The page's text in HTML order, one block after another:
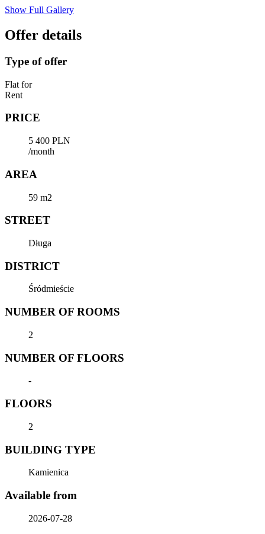
Show Full Gallery
Offer details
Type of offer
Flat for
Rent
PRICE
5 400 PLN
/month
AREA
59 m2
STREET
Długa
DISTRICT
Śródmieście
NUMBER OF ROOMS
2
NUMBER OF FLOORS
-
FLOORS
2
BUILDING TYPE
Kamienica
Available from
2026-07-28